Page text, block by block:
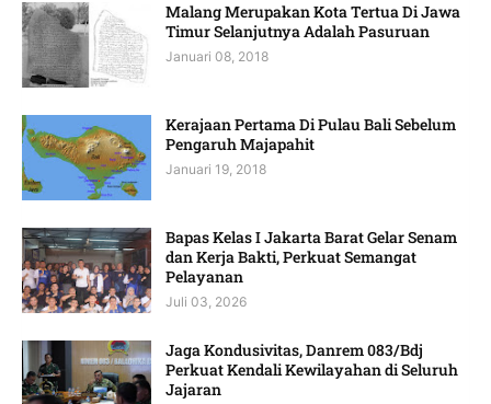
Malang Merupakan Kota Tertua Di Jawa
Timur Selanjutnya Adalah Pasuruan
Januari 08, 2018
Kerajaan Pertama Di Pulau Bali Sebelum
Pengaruh Majapahit
Januari 19, 2018
Bapas Kelas I Jakarta Barat Gelar Senam
dan Kerja Bakti, Perkuat Semangat
Pelayanan
Juli 03, 2026
Jaga Kondusivitas, Danrem 083/Bdj
Perkuat Kendali Kewilayahan di Seluruh
Jajaran